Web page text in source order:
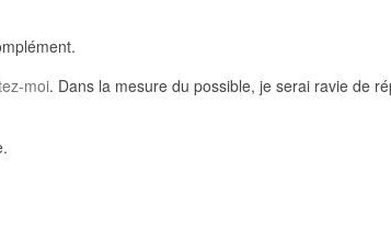
moi. Dans la mesure du possible, je serai ravie de